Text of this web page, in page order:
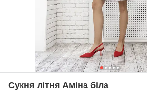
Сукня літня Аміна біла